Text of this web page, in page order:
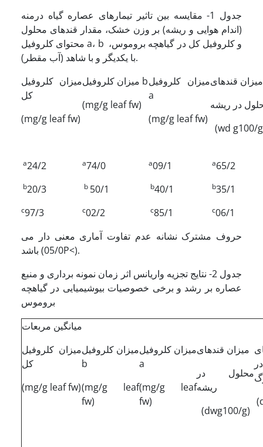
جدول 1- مقایسه بین تاثیر تیمارهای عصاره گیاه درمنه
(اندام هوایی و ریشه) بر وزن خشک، مقدار قندهای محلول
محتوای کلروفیل a، b و کلروفیل کل در گیاهچه بروموس،
با یکدیگر و با شاهد (آب مقطر).
میزان کلروفیل
کل
(mg/g leaf fw)
میزان کلروفیل b
(mg/g leaf fw)
میزان کلروفیل
a
(mg/g leaf fw)
میزان قندهای
در ریشه
(wd g100/
a24/2 a74/0 a09/1 a65/2
b20/3 b 50/1 b40/1 b35/1
c97/3 c02/2 c85/1 c06/1
حروف مشترک نشانه عدم تفاوت آماری معنی دار می
باشد (05/0P<).
جدول 2- نتایج تجزیه واریانس اثر زمان نمونه برداری و منبع
عصاره بر رشد و برخی خصوصیات بیوشیمیایی در گیاهچه
بروموس
میانگین مربعات
میزان کلروفیل
کل
(mg/g leaf fw)
میزان کلروفیل
b
(mg/g leaf
fw)
میزان کلروفیل
a
(mg/g leaf
fw)
میزان قندهای
محلول در
ریشه
(dwg100/g)